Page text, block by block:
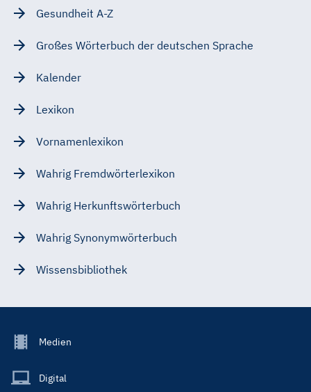
Gesundheit A-Z
Großes Wörterbuch der deutschen Sprache
Kalender
Lexikon
Vornamenlexikon
Wahrig Fremdwörterlexikon
Wahrig Herkunftswörterbuch
Wahrig Synonymwörterbuch
Wissensbibliothek
Footer
Main
Medien
Digital